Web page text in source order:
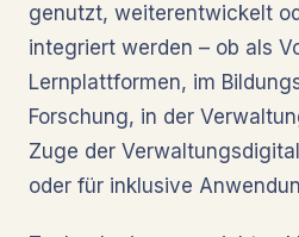
genutzt, weiterentwickelt
integriert werden – ob als
Lernplattformen, im
Forschung, in der
Zuge der
oder für inklusive